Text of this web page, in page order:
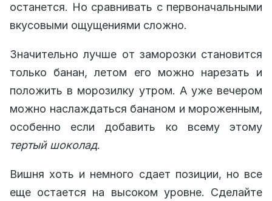
останется. Но сравнивать с первоначальными
вкусовыми ощущениями сложно.
Значительно лучше от заморозки становится
только банан, летом его можно нарезать и
положить в морозилку утром. А уже вечером
можно наслаждаться бананом и мороженным,
особенно если добавить ко всему этому
тертый шоколад.
Вишня хоть и немного сдает позиции, но все
еще остается на высоком уровне. Сделайте